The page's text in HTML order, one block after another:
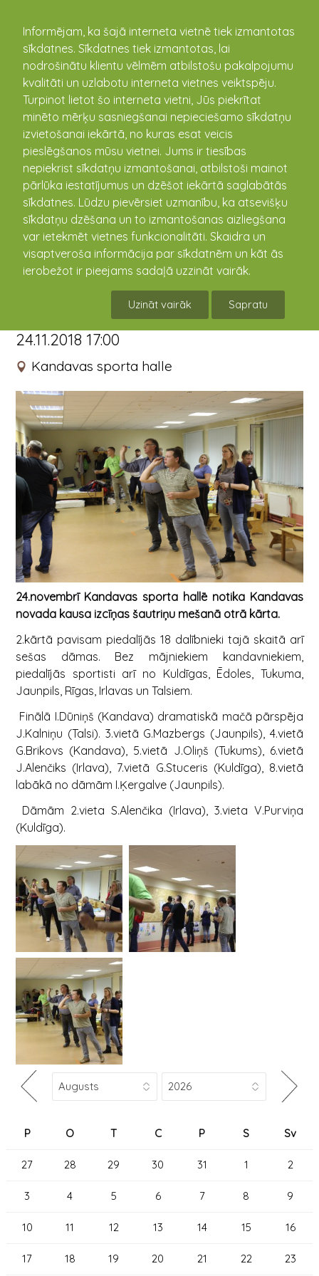
Informējam, ka šajā interneta vietnē tiek izmantotas
sīkdatnes. Sīkdatnes tiek izmantotas, lai
nodrošinātu klientu vēlmēm atbilstošu pakalpojumu
kvalitāti un uzlabotu interneta vietnes veiktspēju.
Turpinot lietot šo interneta vietni, Jūs piekrītat
minēto mērķu sasniegšanai nepieciešamo sīkdatņu
izvietošanai iekārtā, no kuras esat veicis
pieslēgšanos mūsu vietnei. Jums ir tiesības
nepiekrist sīkdatņu izmantošanai, atbilstoši mainot
pārlūka iestatījumus un dzēšot iekārtā saglabātās
sīkdatnes. Lūdzu pievērsiet uzmanību, ka atsevišķu
sīkdatņu dzēšana un to izmantošanas aizliegšana
var ietekmēt vietnes funkcionalitāti. Skaidra un
visaptveroša informācija par sīkdatnēm un kāt ās
ierobežot ir pieejams sadaļā uzzināt vairāk.
Uzināt vairāk Sapratu
kandava.lv
PASĀKUMU
KALENDĀRS
Kandavas novada kausa
izcīņas šautriņu mešanā
2.kārta aizvadīta
24.11.2018 17:00
Kandavas sporta halle
24.novembrī Kandavas sporta hallē notika Kandavas
novada kausa izcīņas šautriņu mešanā otrā kārta.
2.kārtā pavisam piedalījās 18 dalībnieki tajā skaitā arī
sešas dāmas. Bez mājniekiem kandavniekiem,
piedalījās sportisti arī no Kuldīgas, Ēdoles, Tukuma,
Jaunpils, Rīgas, Irlavas un Talsiem.
Finālā I.Dūniņš (Kandava) dramatiskā mačā pārspēja
J.Kalniņu (Talsi). 3.vietā G.Mazbergs (Jaunpils), 4.vietā
G.Brikovs (Kandava), 5.vietā J.Oliņš (Tukums), 6.vietā
J.Alenčiks (Irlava), 7.vietā G.Stuceris (Kuldīga), 8.vietā
labākā no dāmām I.Ķergalve (Jaunpils).
Dāmām 2.vieta S.Alenčika (Irlava), 3.vieta V.Purviņa
(Kuldīga).
P O T C P S Sv
27 28 29 30 31 1 2
3 4 5 6 7 8 9
10 11 12 13 14 15 16
17 18 19 20 21 22 23